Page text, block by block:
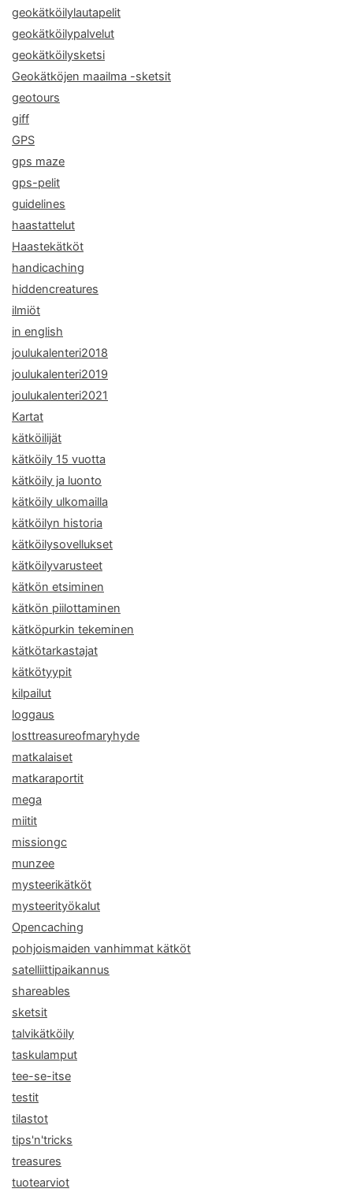
geokätköilylautapelit
geokätköilypalvelut
geokätköilysketsi
Geokätköjen maailma -sketsit
geotours
giff
GPS
gps maze
gps-pelit
guidelines
haastattelut
Haastekätköt
handicaching
hiddencreatures
ilmiöt
in english
joulukalenteri2018
joulukalenteri2019
joulukalenteri2021
Kartat
kätköilijät
kätköily 15 vuotta
kätköily ja luonto
kätköily ulkomailla
kätköilyn historia
kätköilysovellukset
kätköilyvarusteet
kätkön etsiminen
kätkön piilottaminen
kätköpurkin tekeminen
kätkötarkastajat
kätkötyypit
kilpailut
loggaus
losttreasureofmaryhyde
matkalaiset
matkaraportit
mega
miitit
missiongc
munzee
mysteerikätköt
mysteerityökalut
Opencaching
pohjoismaiden vanhimmat kätköt
satelliittipaikannus
shareables
sketsit
talvikätköily
taskulamput
tee-se-itse
testit
tilastot
tips'n'tricks
treasures
tuotearviot